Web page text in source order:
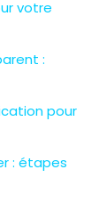
votre
:
pour
: étapes